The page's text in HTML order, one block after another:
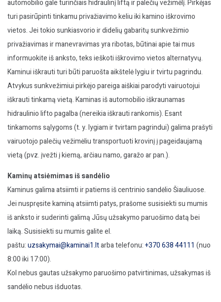
automobilio gale turinčiais hidraulinį liftą ir palečių vežimėlį. Pirkėjas
turi pasirūpinti tinkamu privažiavimo keliu iki kamino iškrovimo
vietos. Jei tokio sunkiasvorio ir didelių gabaritų sunkvežimio
privažiavimas ir manevravimas yra ribotas, būtinai apie tai mus
informuokite iš anksto, teks ieškoti iškrovimo vietos alternatyvų.
Kaminui iškrauti turi būti paruošta aikštelė lygiu ir tvirtu pagrindu.
Atvykus sunkvežimiui pirkėjo pareiga aiškiai parodyti vairuotojui
iškrauti tinkamą vietą. Kaminas iš automobilio iškraunamas
hidraulinio lifto pagalba (nereikia iškrauti rankomis). Esant
tinkamoms sąlygoms (t. y. lygiam ir tvirtam pagrindui) galima prašyti
vairuotojo palečių vežimėliu transportuoti krovinį į pageidaujamą
vietą (pvz. įvežti į kiemą, arčiau namo, garažo ar pan.).
Kaminų atsiėmimas iš sandėlio
Kaminus galima atsiimti ir patiems iš centrinio sandėlio Šiauliuose.
Jei nuspręsite kaminą atsiimti patys, prašome susisiekti su mumis
iš anksto ir suderinti galimą Jūsų užsakymo paruošimo datą bei
laiką. Susisiekti su mumis galite el.
paštu:uzsakymai@kaminai1.ltarba telefonu:+370 638 44111 (nuo
8:00 iki 17:00).
Kol nebus gautas užsakymo paruošimo patvirtinimas, užsakymas iš
sandėlio nebus išduotas.